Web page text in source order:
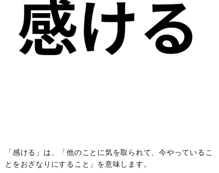
「感ける」は、「他のことに気を取られて、今やっているこ
とをおざなりにすること」を意味します。